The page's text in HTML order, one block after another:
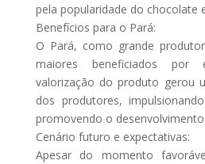
pela popularidade do chocolate
Benefícios para o Pará:
O Pará, como grande
maiores beneficiados por
valorização do produto gerou
dos produtores,
promovendo o
Cenário futuro e expectativas:
Apesar do momento